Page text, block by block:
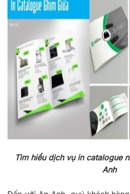
Tìm hiểu dịch vụ in catalogue
Anh